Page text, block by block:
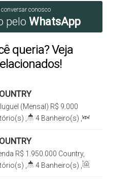
conversar conosco
pelo WhatsApp
queria? Veja
R$ 9.000
(Mensal)
Cruz do Sul, Rio Grande
4 Banheiro(s)
Terreno:
R$ 1.950.000 Country,
Sul, Rio Grande do Sul,
4 Banheiro(s)